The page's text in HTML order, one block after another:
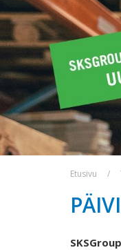
Etusivu